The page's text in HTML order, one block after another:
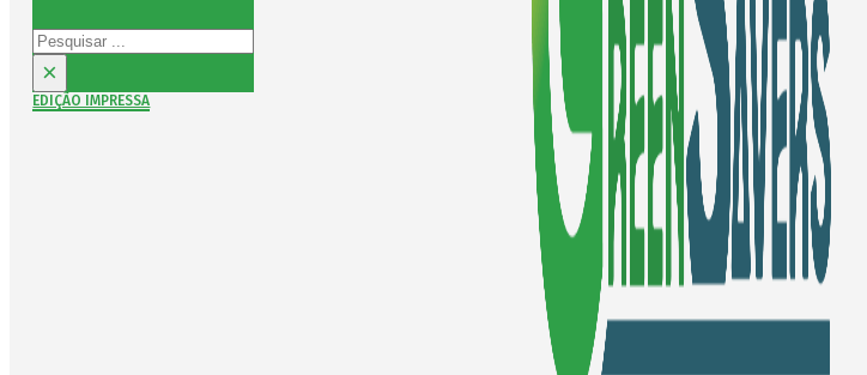
Pesquisar
×
EDIÇÃO IMPRESSA